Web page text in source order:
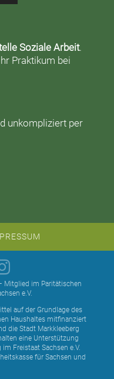
Soziale Arbeit.
Praktikum bei
unkompliziert per
Mitglied im Paritätischen
e.V.
auf der Grundlage des
Haushaltes mitfinanziert
die Stadt Markkleeberg
eine Unterstützung
Freistaat Sachsen e.V.
für Sachsen und